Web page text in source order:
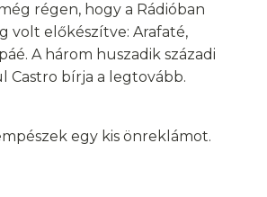
régen, hogy a Rádióban
volt előkészítve: Arafaté,
A három huszadik századi
Castro bírja a legtovább.
egy kis önreklámot.